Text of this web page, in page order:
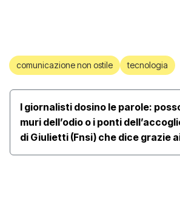
comunicazione non ostile tecnologia
I giornalisti dosino le parole:
muri dell’odio o i ponti
di Giulietti (Fnsi) che dice grazie